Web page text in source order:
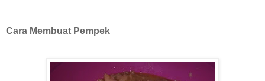
Cara Membuat Pempek